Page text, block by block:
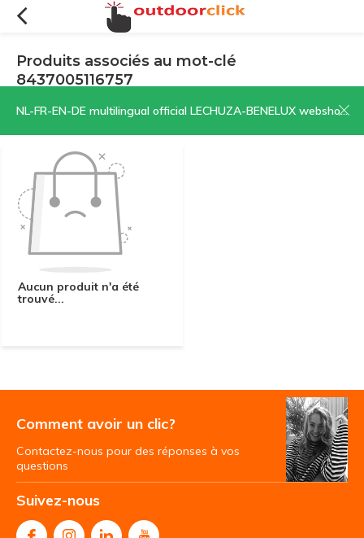
NL-FR-EN-DE multilingual official LECHUZA-BENELUX webshop | CLICK HERE NOW!
Produits associés au mot-clé
8437005116757
Filtres Trier par:
Aucun produit n'a été
trouvé...
Comment avoir un clic?
Contactez-nous pour des réponses à vos
questions
Suivez-nous